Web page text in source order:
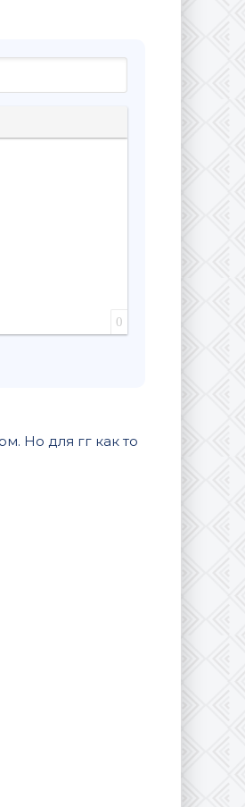
0
Но для гг как то